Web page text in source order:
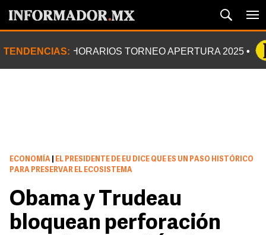
TENDENCIAS: HORARIOS TORNEO APERTURA 2025
ECONOMÍA
EL PRESIDENTE DE EU DICE QUE ES UN PASO HISTÓRICO
PARA PRESERVAR EL ECOSISTEMA
Obama y Trudeau
bloquean perforación